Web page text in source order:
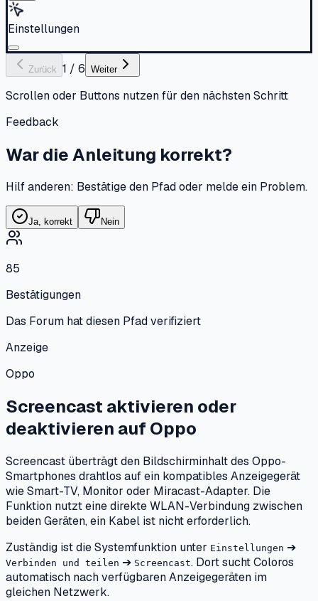
Einstellungen
Zurück 1 / 6 Weiter
Scrollen oder Buttons nutzen für den nächsten Schritt
Feedback
War die Anleitung korrekt?
Hilf anderen: Bestätige den Pfad oder melde ein Problem.
Ja, korrekt Nein
85
Bestätigungen
Das Forum hat diesen Pfad verifiziert
Anzeige
Oppo
Screencast aktivieren oder
deaktivieren auf Oppo
Screencast überträgt den Bildschirminhalt des Oppo-
Smartphones drahtlos auf ein kompatibles Anzeigegerät
wie Smart-TV, Monitor oder Miracast-Adapter. Die
Funktion nutzt eine direkte WLAN-Verbindung zwischen
beiden Geräten, ein Kabel ist nicht erforderlich.
Zuständig ist die Systemfunktion unter Einstellungen ➔
Verbinden und teilen ➔ Screencast. Dort sucht Coloros
automatisch nach verfügbaren Anzeigegeräten im
gleichen Netzwerk.